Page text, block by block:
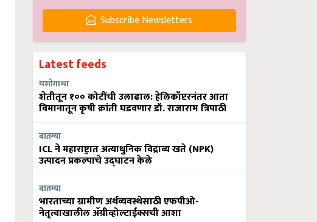
Subscribe Newsletters
Latest feeds
यशोगाथा
शेतीतून १०० कोटींची उलाढाल: हेलिकॉप्टरनंतर आता
विमानातून कृषी क्रांती घडवणार डॉ. राजाराम त्रिपाठी
बातम्या
ICL ने महाराष्ट्रात अत्याधुनिक विद्राव्य खते (NPK)
उत्पादन प्रकल्पाचे उद्घाटन केले
बातम्या
भारताच्या ग्रामीण अर्थव्यवस्थेसाठी एफपीओ-
नेतृत्वाखालील अ‍ॅग्रीव्होल्टाईक्सची आशा